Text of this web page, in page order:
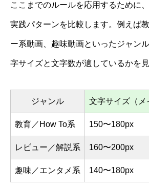
ここまでのルールを応用するために
実践パターンを比較します。例えば
ー系動画、趣味動画といったジャン
字サイズと文字数が適しているかを
ジャンル 文字サイズ（メ
教育／How To系 150〜180px
レビュー／解説系 160〜200px
趣味／エンタメ系 140〜180px